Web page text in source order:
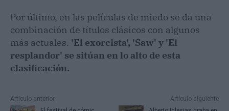
Por último, en las películas de miedo se da una
combinación de títulos clásicos con algunos
más actuales. 'El exorcista', 'Saw' y 'El
resplandor' se sitúan en lo alto de esta
clasificación.
Artículo anterior
Artículo siguiente